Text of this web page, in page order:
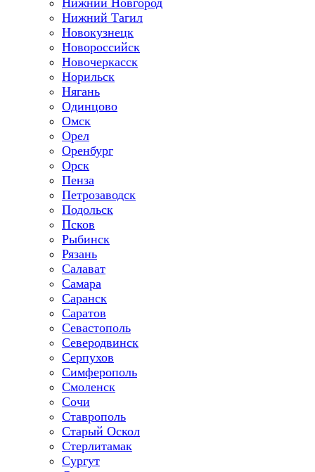
Нижний Новгород
Нижний Тагил
Новокузнецк
Новороссийск
Новочеркасск
Норильск
Нягань
Одинцово
Омск
Орел
Оренбург
Орск
Пенза
Петрозаводск
Подольск
Псков
Рыбинск
Рязань
Салават
Самара
Саранск
Саратов
Севастополь
Северодвинск
Серпухов
Симферополь
Смоленск
Сочи
Ставрополь
Старый Оскол
Стерлитамак
Сургут